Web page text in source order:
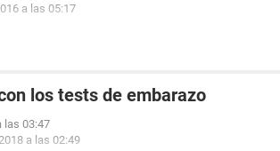
a las 05:17
los tests de embarazo
las 03:47
a las 02:49